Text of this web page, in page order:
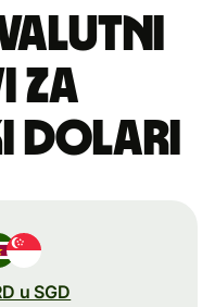
za
dolari
u SGD